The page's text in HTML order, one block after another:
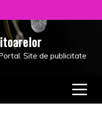
Site de publicitate